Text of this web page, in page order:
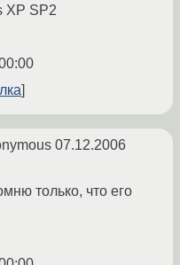
XP SP2
07.12.2006
только, что его